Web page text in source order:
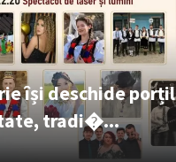
își deschide
tradi�...